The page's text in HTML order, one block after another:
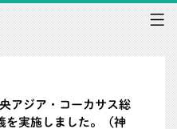
アジア・コーカサス総
を実施しました。（神